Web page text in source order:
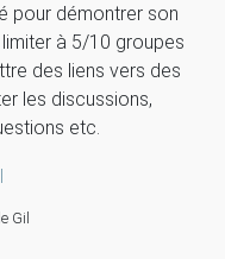
pour démontrer son
à 5/10 groupes
des liens vers des
les discussions,
etc.
Gil